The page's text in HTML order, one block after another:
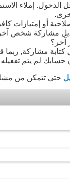
الدخول. إملاء
أو إمتيازات
مشاركة شخص
آخر؟
كتابة مشاركة, ربما
لم يتم تفعيله
حتى تتمكن من